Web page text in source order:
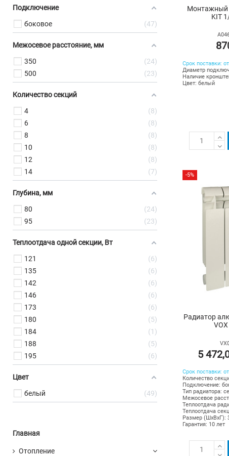
Монтажный
KIT
Срок поставки:
Диаметр
Наличие
Цвет: белый
-5%
Радиатор
5
Срок поставки:
Количество
Подключение:
Тип радиатора:
Межосевое
Теплоотдача
Теплоотдача
Размер (ШхВхГ):
Гарантия: 10 лет
Подключение
боковое
47
Межосевое расстояние, мм
350
24
500
23
Количество секций
4
8
6
8
8
8
10
8
12
8
14
7
Глубина, мм
80
24
95
23
Теплоотдача одной секции, Вт
121
6
135
6
142
6
146
6
173
6
180
5
184
1
188
5
195
6
Цвет
белый
49
Главная
Отопление